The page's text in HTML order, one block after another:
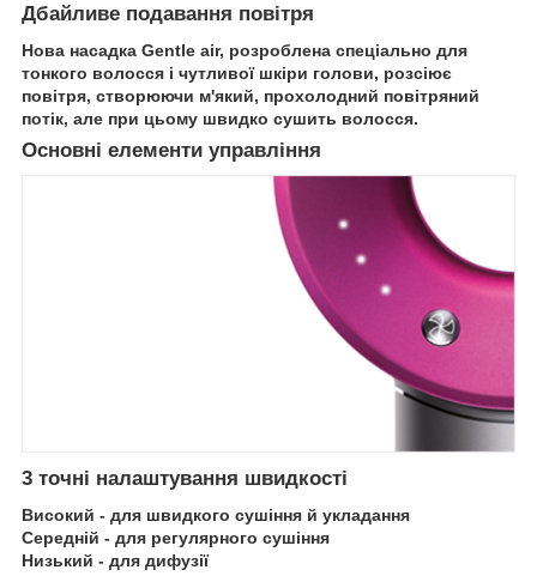
Дбайливе подавання повітря
Нова насадка Gentle air, розроблена спеціально для
тонкого волосся і чутливої шкіри голови, розсіює
повітря, створюючи м'який, прохолодний повітряний
потік, але при цьому швидко сушить волосся.
Основні елементи управління
3 точні налаштування швидкості
Високий - для швидкого сушіння й укладання
Середній - для регулярного сушіння
Низький - для дифузії